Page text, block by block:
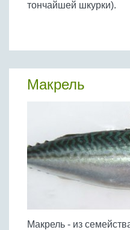
тончайшей шкурки).
Макрель
Макрель - из